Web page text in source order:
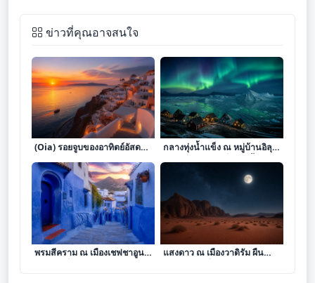
ข่าวที่คุณอาจสนใจ
ล่องเรือข้ามกาลเวลาที่ออยอา
(Oia) รอยจูบของอาทิตย์อัสดง
บนหน้าผาแห่งซานโตรินี
ดั่งรอยจารึกแห่งความเงียบงัน
กลางทุ่งน้ำแข็ง ณ หมู่บ้านอิลุล
ลิสแซท ดินแดนที่ภูเขาน้ำแข็ง
ร่ายรำใต้แสงเหนือ
ดั่งรอยจารึกแห่งนิรันดร์บนผืน
พรมสีคราม ณ เมืองเชฟชาอูน
ดั่งรอยจารึกแห่งรัตติกาลใต้
แสงดาว ณ เมืองวาดิรัม ผืน